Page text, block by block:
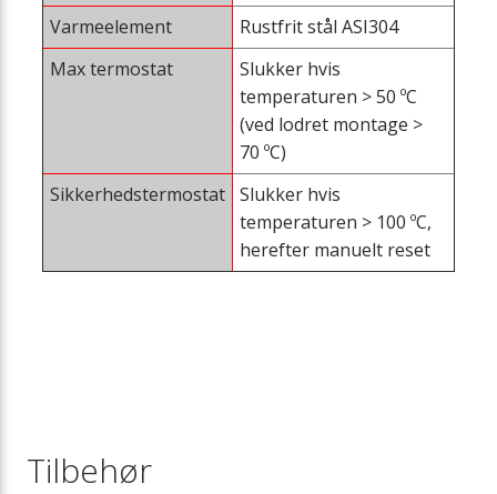
Varmeelement
Rustfrit stål ASI304
Max termostat
Slukker hvis
temperaturen > 50 ºC
(ved lodret montage >
70 ºC)
Sikkerhedstermostat Slukker hvis
temperaturen > 100 ºC,
herefter manuelt reset
Tilbehør